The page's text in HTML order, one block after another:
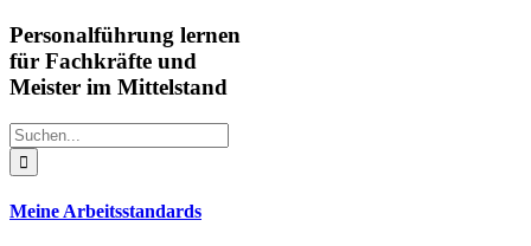
Personalführung lernen
für Fachkräfte und
Meister im Mittelstand
Suche
nach:
Meine Arbeitsstandards